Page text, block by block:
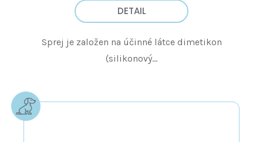
DETAIL
Sprej je založen na účinné látce dimetikon
(silikonový...